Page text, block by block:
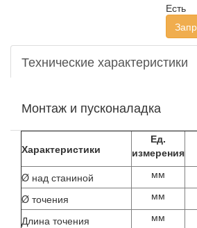
Есть
Технические характеристики
Монтаж и пусконаладка
Характеристики
Ед.
измерения
Ø над станиной мм
Ø точения
мм
Длина точения
мм